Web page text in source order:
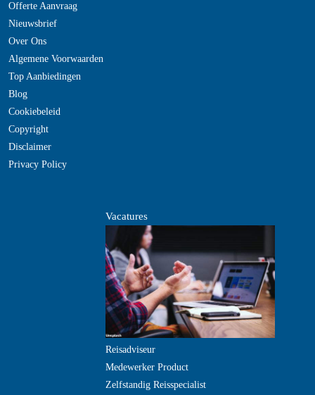
Offerte Aanvraag
Nieuwsbrief
Over Ons
Algemene Voorwaarden
Top Aanbiedingen
Blog
Cookiebeleid
Copyright
Disclaimer
Privacy Policy
Vacatures
Reisadviseur
Medewerker Product
Zelfstandig Reisspecialist